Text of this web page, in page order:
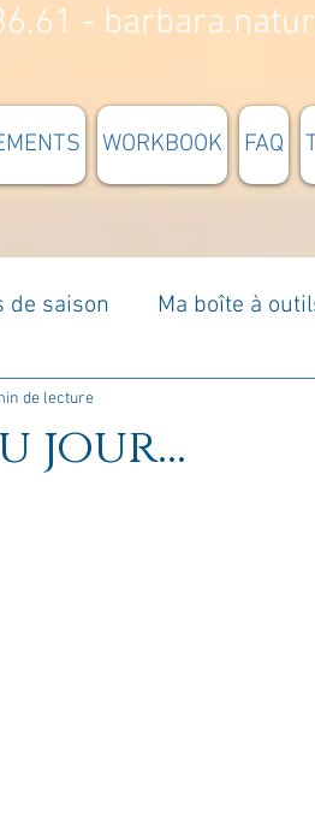
-
WORKBOOK FAQ
de saison Ma boîte à
Rome : voyage
jour...
de lecture